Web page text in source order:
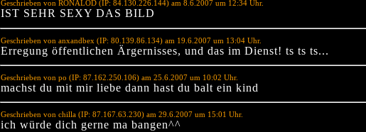
Geschrieben von RONALOD (IP: 84.130.226.144) am 8.6.2007 um 12:34 Uhr.
IST SEHR SEXY DAS BILD
Geschrieben von anxandbex (IP: 80.139.86.134) am 19.6.2007 um 13:04 Uhr.
Erregung öffentlichen Ärgernisses, und das im Dienst! ts ts ts...
Geschrieben von po (IP: 87.162.250.106) am 25.6.2007 um 10:02 Uhr.
machst du mit mir liebe dann hast du balt ein kind
Geschrieben von chilla (IP: 87.167.63.230) am 29.6.2007 um 15:01 Uhr.
ich würde dich gerne ma bangen^^